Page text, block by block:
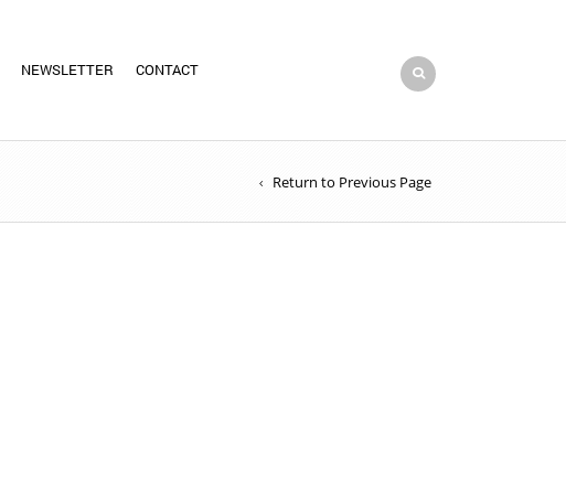
NEWSLETTER CONTACT
Return to Previous Page